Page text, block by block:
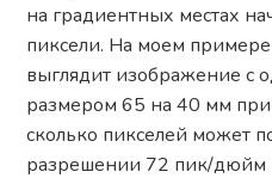
на градиентных местах
пиксели. На моем
выглядит изображение с
размером 65 на 40 мм
сколько пикселей может
разрешении 72 пик/